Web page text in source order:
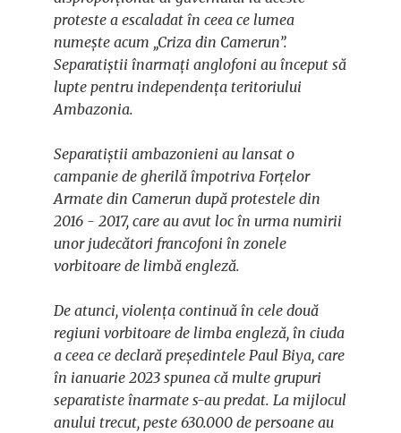
proteste a escaladat în ceea ce lumea
numește acum „Criza din Camerun”.
Separatiștii înarmați anglofoni au început să
lupte pentru independența teritoriului
Ambazonia.
Separatiștii ambazonieni au lansat o
campanie de gherilă împotriva Forțelor
Armate din Camerun după protestele din
2016 - 2017, care au avut loc în urma numirii
unor judecători francofoni în zonele
vorbitoare de limbă engleză.
De atunci, violența continuă în cele două
regiuni vorbitoare de limba engleză, în ciuda
a ceea ce declară președintele Paul Biya, care
în ianuarie 2023 spunea că multe grupuri
separatiste înarmate s-au predat. La mijlocul
anului trecut, peste 630.000 de persoane au